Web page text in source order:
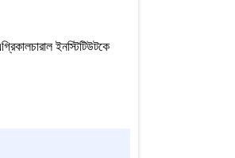
ইনস্টিটিউটকে